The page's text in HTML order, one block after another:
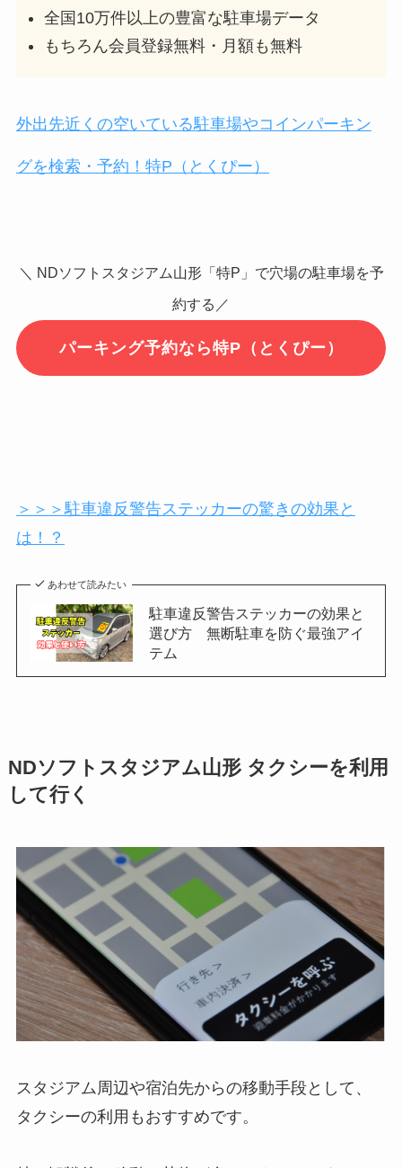
全国10万件以上の豊富な駐車場データ
もちろん会員登録無料・月額も無料
外出先近くの空いている駐車場やコインパーキン
グを検索・予約！特P（とくぴー）
＼ NDソフトスタジアム山形「特P」で穴場の駐車場を予
約する／
パーキング予約なら特P（とくぴー）
＞＞＞駐車違反警告ステッカーの驚きの効果と
は！？
あわせて読みたい
駐車違反警告ステッカーの効果と
選び方 無断駐車を防ぐ最強アイ
テム
NDソフトスタジアム山形タクシーを利用
して行く
スタジアム周辺や宿泊先からの移動手段として、
タクシーの利用もおすすめです。